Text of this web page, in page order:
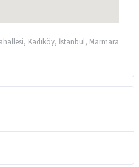
Kadıköy, İstanbul, Marmara